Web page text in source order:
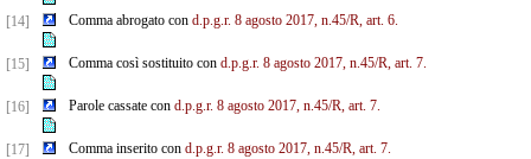
[14] Comma abrogato con d.p.g.r. 8 agosto 2017, n.45/R, art. 6.
[15] Comma così sostituito con d.p.g.r. 8 agosto 2017, n.45/R, art. 7.
[16] Parole cassate con d.p.g.r. 8 agosto 2017, n.45/R, art. 7.
[17] Comma inserito con d.p.g.r. 8 agosto 2017, n.45/R, art. 7.